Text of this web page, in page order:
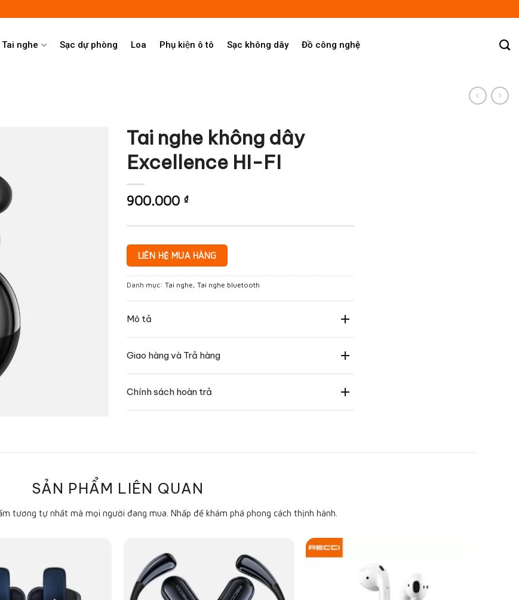
Tai nghe Sạc dự phòng Loa Phụ kiện ô tô Sạc không dây Đồ công nghệ
Tai nghe không dây
Excellence HI-FI
900.000 ₫
LIÊN HỆ MUA HÀNG
Danh mục: Tai nghe, Tai nghe bluetooth
Mô tả
Giao hàng và Trả hàng
Chính sách hoàn trả
SẢN PHẨM LIÊN QUAN
tương tự nhất mà mọi người đang mua. Nhấp để khám phá phong cách thịnh hành.